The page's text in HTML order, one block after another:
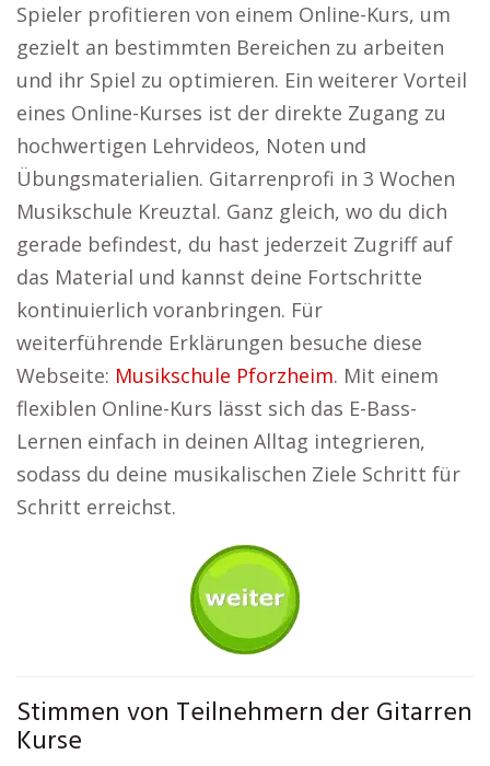
Spieler profitieren von einem Online-Kurs, um
gezielt an bestimmten Bereichen zu arbeiten
und ihr Spiel zu optimieren. Ein weiterer Vorteil
eines Online-Kurses ist der direkte Zugang zu
hochwertigen Lehrvideos, Noten und
Übungsmaterialien. Gitarrenprofi in 3 Wochen
Musikschule Kreuztal. Ganz gleich, wo du dich
gerade befindest, du hast jederzeit Zugriff auf
das Material und kannst deine Fortschritte
kontinuierlich voranbringen. Für
weiterführende Erklärungen besuche diese
Webseite: Musikschule Pforzheim. Mit einem
flexiblen Online-Kurs lässt sich das E-Bass-
Lernen einfach in deinen Alltag integrieren,
sodass du deine musikalischen Ziele Schritt für
Schritt erreichst.
Stimmen von Teilnehmern der Gitarren
Kurse